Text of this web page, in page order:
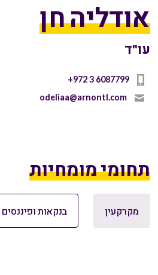
אודליה חן
עו"ד
+972 3 6087799
odeliaa@arnontl.com
תחומי מומחיות
מקרקעין בנקאות ופיננסים